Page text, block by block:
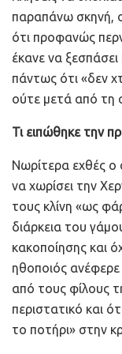
παραπάνω σκηνή,
ότι προφανώς
έκανε να ξεσπάσει
πάντως ότι «δεν
ούτε μετά από τη
Τι ειπώθηκε την
Νωρίτερα εχθές ο
να χωρίσει την
τους κλίνη «ως
διάρκεια του
κακοποίησης και
ηθοποιός ανέφερε
από τους φίλους
περιστατικό και
το ποτήρι» στην